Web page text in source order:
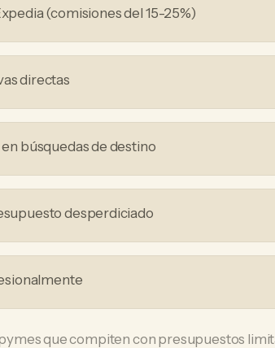
(comisiones del 15-25%)
directas
búsquedas de destino
desperdiciado
que compiten con presupuestos